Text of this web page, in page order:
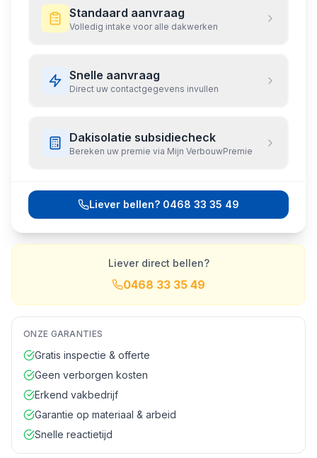
Standaard aanvraag
Volledig intake voor alle dakwerken
Snelle aanvraag
Direct uw contactgegevens invullen
Dakisolatie subsidiecheck
Bereken uw premie via Mijn VerbouwPremie
Liever bellen? 0468 33 35 49
Liever direct bellen?
0468 33 35 49
ONZE GARANTIES
Gratis inspectie & offerte
Geen verborgen kosten
Erkend vakbedrijf
Garantie op materiaal & arbeid
Snelle reactietijd